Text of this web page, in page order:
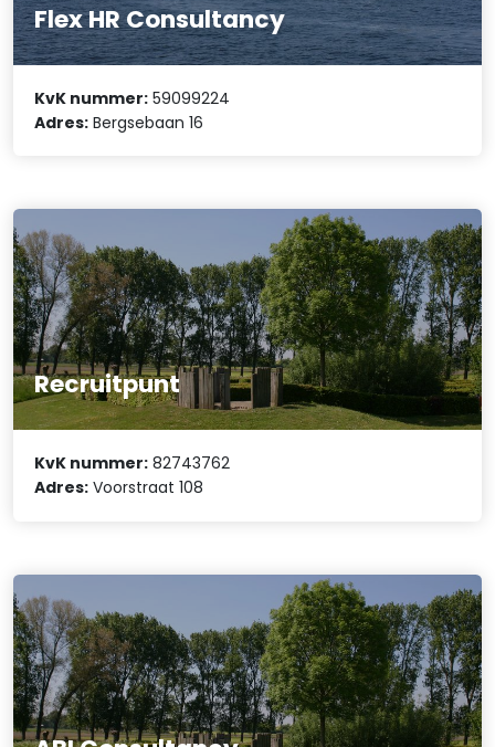
Flex HR Consultancy
KvK nummer: 59099224
Adres: Bergsebaan 16
Recruitpunt
KvK nummer: 82743762
Adres: Voorstraat 108